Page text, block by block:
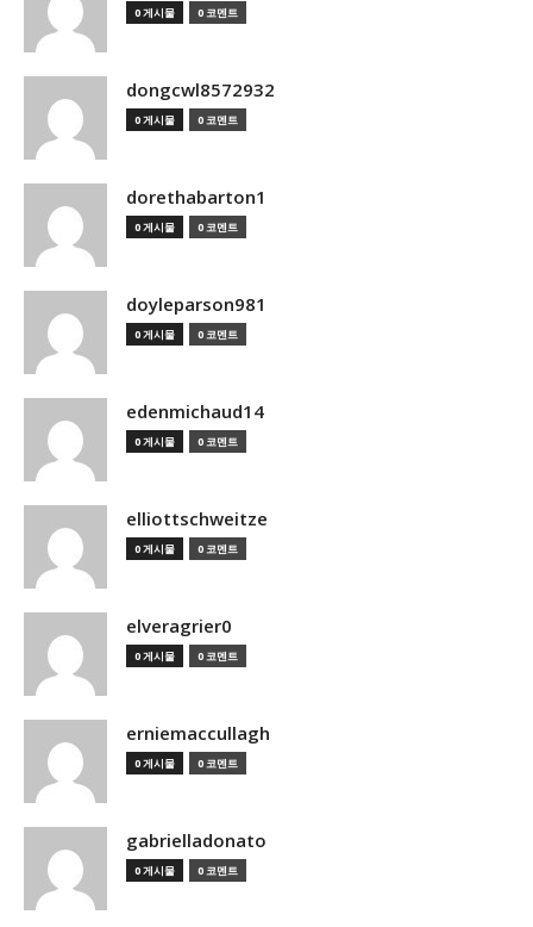
0 게시물 0 코멘트
dongcwl8572932
0 게시물 0 코멘트
dorethabarton1
0 게시물 0 코멘트
doyleparson981
0 게시물 0 코멘트
edenmichaud14
0 게시물 0 코멘트
elliottschweitze
0 게시물 0 코멘트
elveragrier0
0 게시물 0 코멘트
erniemaccullagh
0 게시물 0 코멘트
gabrielladonato
0 게시물 0 코멘트